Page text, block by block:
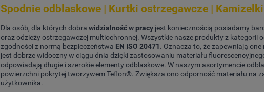
Spodnie odblaskowe | Kurtki ostrzegawcze |
Dla osób, dla których dobra widzialność w pracy jest koniecznością posiadamy
oraz odzieży ostrzegawczej multiochronnej. Wszystkie nasze produkty z kategorii
zgodności z normą bezpieczeństwa EN ISO 20471. Oznacza to, że zapewniają
jest dobrze widoczny w ciągu dnia dzięki zastosowaniu materiału
odpowiadają długie i szerokie elementy odblaskowe. W naszym asortymencie
powierzchni pokrytej tworzywem Teflon®. Zwiększa ono odporność materiału na
użytkownika.